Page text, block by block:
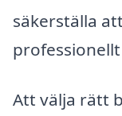
säkerställa
Att välja rätt